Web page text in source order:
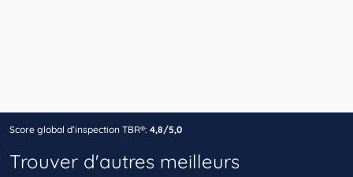
Score global d’inspection TBR®: 4,8/5,0
Trouver d'autres meilleurs